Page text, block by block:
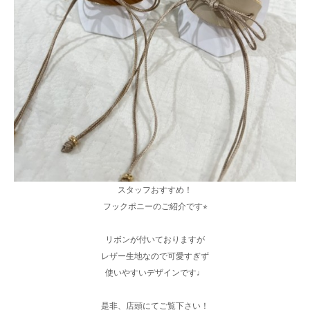
スタッフおすすめ！
フックポニーのご紹介です⭐︎
リボンが付いておりますが
レザー生地なので可愛すぎず
使いやすいデザインです♩
是非、店頭にてご覧下さい！